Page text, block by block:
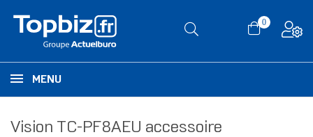
0
MENU
Vision TC-PF8AEU accessoire